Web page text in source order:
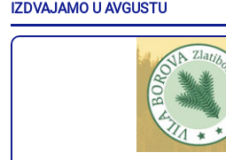
IZDVAJAMO U AVGUSTU